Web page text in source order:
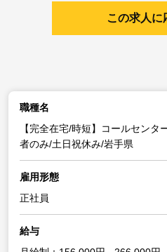
この求人に
職種名
【完全在宅/時短】コールセン
者のみ/土日祝休み/岩手県
雇用形態
正社員
給与